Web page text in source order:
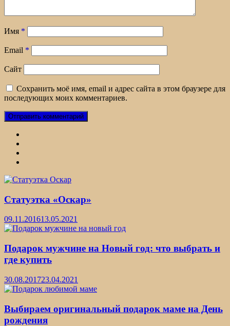
Имя *
Email *
Сайт
Сохранить моё имя, email и адрес сайта в этом браузере для
последующих моих комментариев.
Статуэтка «Оскар»
09.11.201613.05.2021
Подарок мужчине на Новый год: что выбрать и
где купить
30.08.201723.04.2021
Выбираем оригинальный подарок маме на День
рождения